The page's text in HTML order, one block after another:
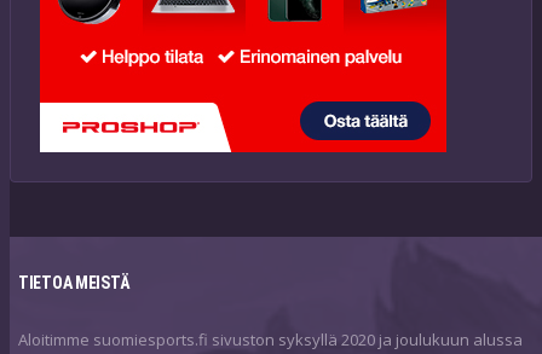
TIETOA MEISTÄ
Aloitimme suomiesports.fi sivuston syksyllä 2020 ja joulukuun alussa